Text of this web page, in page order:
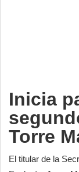
Inicia
Torre
El titular de la